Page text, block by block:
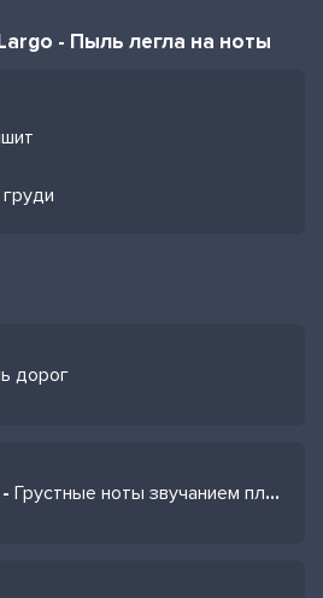
- Пыль легла на ноты
дорог
Грустные ноты звучанием пленили